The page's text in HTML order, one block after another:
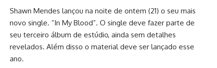
Shawn Mendes lançou na noite de ontem (21) o seu mais
novo single. “In My Blood”. O single deve fazer parte de
seu terceiro álbum de estúdio, ainda sem detalhes
revelados. Além disso o material deve ser lançado esse
ano.